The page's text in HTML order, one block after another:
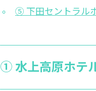
⑤ 下田セントラル
① 水上高原ホテ